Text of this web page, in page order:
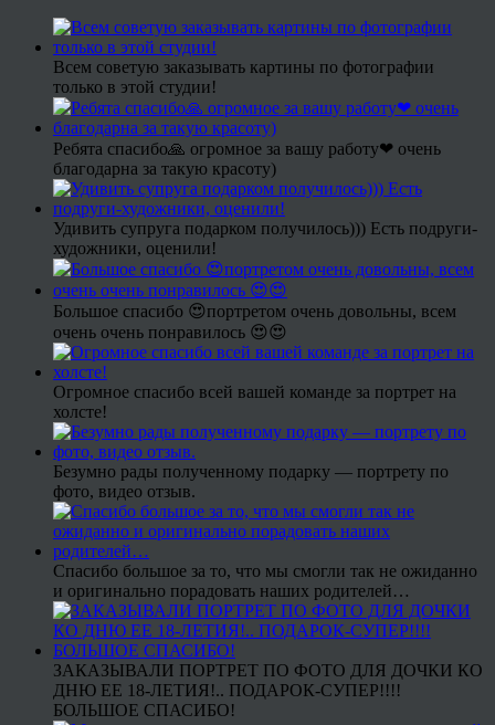
Всем советую заказывать картины по фотографии
только в этой студии!
Ребята спасибо🙏 огромное за вашу работу❤ очень
благодарна за такую красоту)
Удивить супруга подарком получилось))) Есть подруги-
художники, оценили!
Большое спасибо 😍портретом очень довольны, всем
очень очень понравилось 😍😍
Огромное спасибо всей вашей команде за портрет на
холсте!
Безумно рады полученному подарку — портрету по
фото, видео отзыв.
Спасибо большое за то, что мы смогли так не ожиданно
и оригинально порадовать наших родителей…
ЗАКАЗЫВАЛИ ПОРТРЕТ ПО ФОТО ДЛЯ ДОЧКИ КО
ДНЮ ЕЕ 18-ЛЕТИЯ!.. ПОДАРОК-СУПЕР!!!!
БОЛЬШОЕ СПАСИБО!